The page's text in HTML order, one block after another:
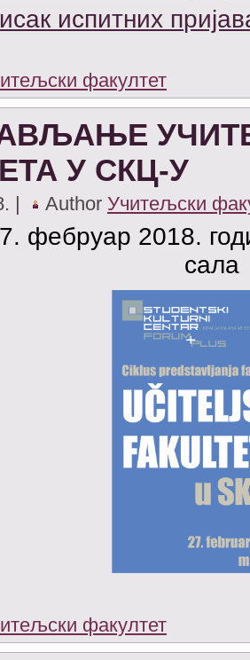
испитних
факултет
У СКЦ-У
| Author Учитељски
фебруар 2018.
сала
факултет